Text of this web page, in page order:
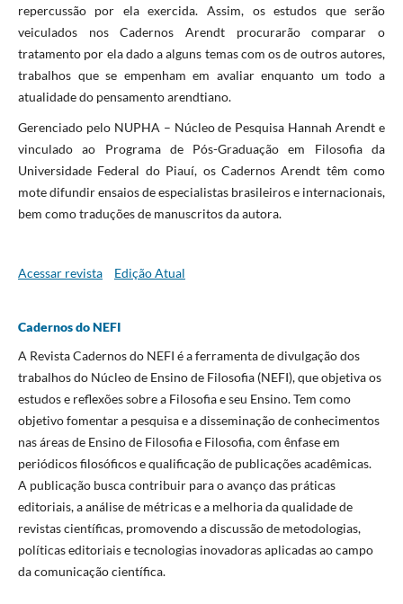
repercussão por ela exercida. Assim, os estudos que serão
veiculados nos Cadernos Arendt procurarão comparar o
tratamento por ela dado a alguns temas com os de outros autores,
trabalhos que se empenham em avaliar enquanto um todo a
atualidade do pensamento arendtiano.
Gerenciado pelo NUPHA – Núcleo de Pesquisa Hannah Arendt e
vinculado ao Programa de Pós-Graduação em Filosofia da
Universidade Federal do Piauí, os Cadernos Arendt têm como
mote difundir ensaios de especialistas brasileiros e internacionais,
bem como traduções de manuscritos da autora.
Acessar revista Edição Atual
Cadernos do NEFI
A Revista Cadernos do NEFI é a ferramenta de divulgação dos
trabalhos do Núcleo de Ensino de Filosofia (NEFI), que objetiva os
estudos e reflexões sobre a Filosofia e seu Ensino. Tem como
objetivo fomentar a pesquisa e a disseminação de conhecimentos
nas áreas de Ensino de Filosofia e Filosofia, com ênfase em
periódicos filosóficos e qualificação de publicações acadêmicas.
A publicação busca contribuir para o avanço das práticas
editoriais, a análise de métricas e a melhoria da qualidade de
revistas científicas, promovendo a discussão de metodologias,
políticas editoriais e tecnologias inovadoras aplicadas ao campo
da comunicação científica.